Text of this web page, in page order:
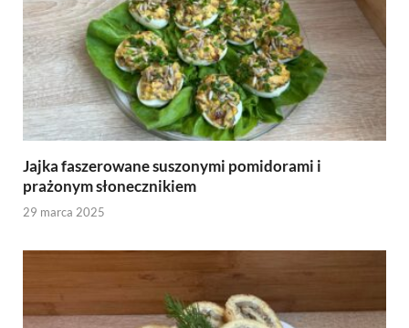
Jajka faszerowane suszonymi pomidorami i
prażonym słonecznikiem
29 marca 2025